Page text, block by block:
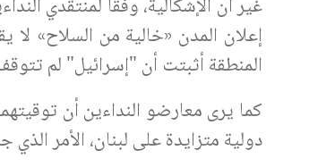
غير أن الإشكالية، وفقًا لمنتقدي
إعلان المدن «خالية من السلاح» لا
المنطقة أثبتت أن "إسرائيل" لم
كما يرى معارضو النداءين أن
دولية متزايدة على لبنان، الأمر